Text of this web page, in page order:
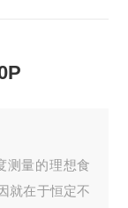
测量的理想食
就在于恒定不